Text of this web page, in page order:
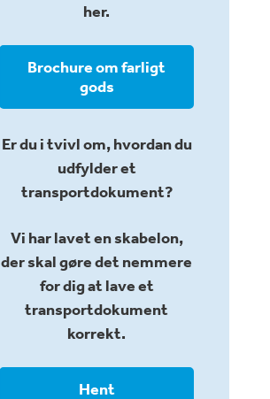
her.
Brochure om farligt
gods
Er du i tvivl om, hvordan du
udfylder et
transportdokument?
Vi har lavet en skabelon,
der skal gøre det nemmere
for dig at lave et
transportdokument
korrekt.
Hent